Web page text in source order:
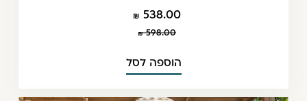
538.00
598.00
הוספה לסל